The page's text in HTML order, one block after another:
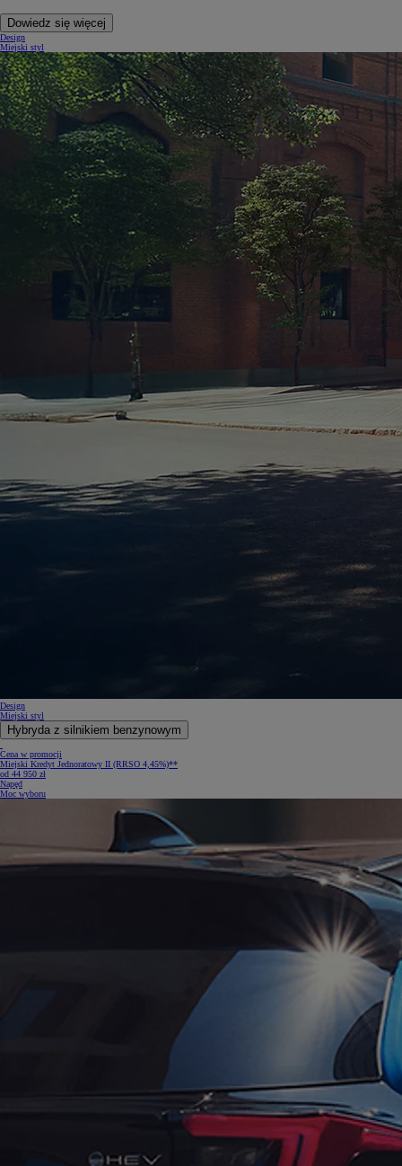
Dowiedz się więcej
Design
Miejski styl
Design
Miejski styl
Hybryda z silnikiem benzynowym
Cena w promocji
Miejski Kredyt Jednoratowy II (RRSO 4,45%)**
od 44 950 zł
Napęd
Moc wyboru